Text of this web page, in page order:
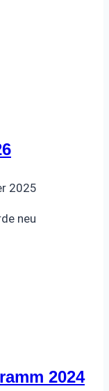
2025
neu
2024